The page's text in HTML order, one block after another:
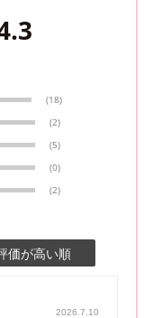
(18)
(2)
(5)
(0)
(2)
価が高い順
2026.7.10